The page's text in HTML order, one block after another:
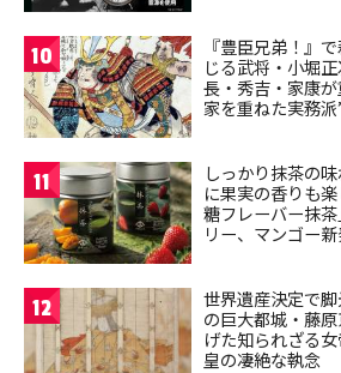
10
『豊臣兄弟！』
じる武将・小堀
長・秀吉・家康
家を重ねた実務
11
しっかり抹茶の
に果実の香りも
糖フレーバー抹
リー、マンゴー
12
世界遺産決定で
の巨大都城・藤
げた知られざる
皇の凄絶な執念